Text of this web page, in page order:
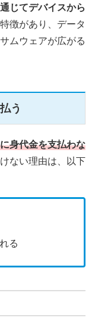
じてデバイスから
徴があり、データ
ムウェアが広がる
う
身代金を支払わな
ない理由は、以下
る